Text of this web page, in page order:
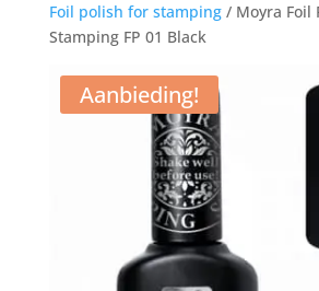
Foil polish for stamping/ Moyra Foil
Stamping FP 01 Black
Aanbieding!